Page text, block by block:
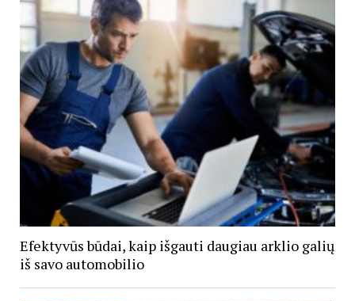
Efektyvūs būdai, kaip išgauti daugiau arklio galių
iš savo automobilio